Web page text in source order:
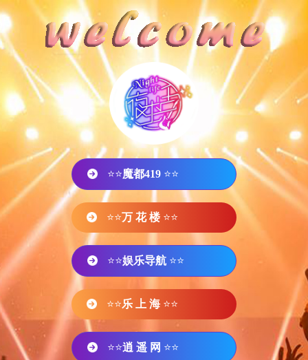
⭐⭐魔都419 ⭐⭐
⭐⭐万 花 楼 ⭐⭐
⭐⭐娱乐导航 ⭐⭐
⭐⭐乐 上 海 ⭐⭐
⭐⭐逍 遥 网 ⭐⭐